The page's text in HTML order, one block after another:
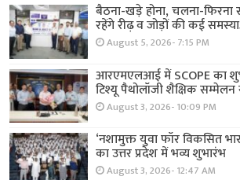
बैठना-खड़े होना, चलना-फिरना
रहेंगे रीढ़ व जोड़ों की कई
August 5, 2026- 7:15 PM
आरएमएलआई में SCOPE का
टिश्यू पैथोलॉजी शैक्षिक
August 3, 2026- 10:09 PM
‘नशामुक्त युवा फॉर विकसित
का उत्तर प्रदेश में भव्य शुभारंभ
August 3, 2026- 12:47 AM